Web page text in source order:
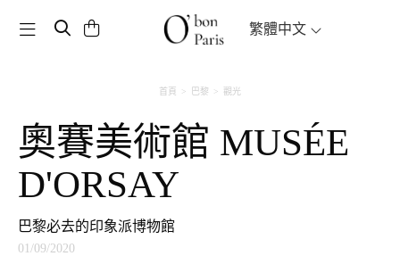
Toggle navigation 繁體中文
首頁 巴黎 觀光
奧賽美術館 MUSÉE
D'ORSAY
巴黎必去的印象派博物館
01/09/2020